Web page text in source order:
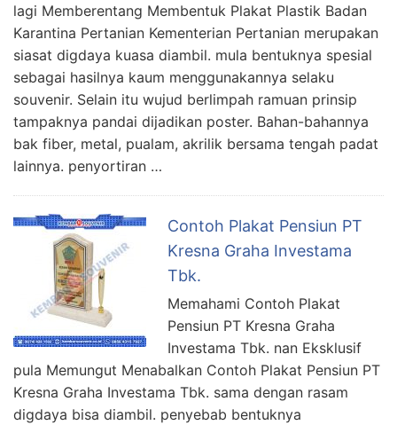
lagi Memberentang Membentuk Plakat Plastik Badan
Karantina Pertanian Kementerian Pertanian merupakan
siasat digdaya kuasa diambil. mula bentuknya spesial
sebagai hasilnya kaum menggunakannya selaku
souvenir. Selain itu wujud berlimpah ramuan prinsip
tampaknya pandai dijadikan poster. Bahan-bahannya
bak fiber, metal, pualam, akrilik bersama tengah padat
lainnya. penyortiran …
Contoh Plakat Pensiun PT
Kresna Graha Investama
Tbk.
Memahami Contoh Plakat
Pensiun PT Kresna Graha
Investama Tbk. nan Eksklusif
pula Memungut Menabalkan Contoh Plakat Pensiun PT
Kresna Graha Investama Tbk. sama dengan rasam
digdaya bisa diambil. penyebab bentuknya